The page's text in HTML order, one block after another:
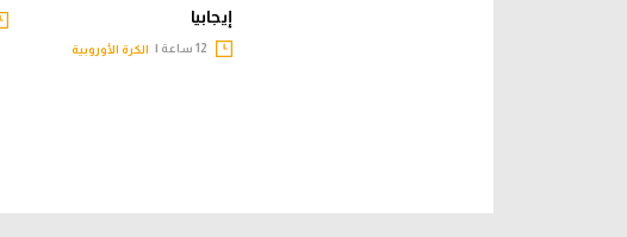
إيجابيا
الكرة الأوروبية